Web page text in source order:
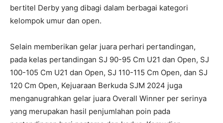
bertitel Derby yang dibagi dalam berbagai kategori
kelompok umur dan open.
Selain memberikan gelar juara perhari pertandingan,
pada kelas pertandingan SJ 90-95 Cm U21 dan Open, SJ
100-105 Cm U21 dan Open, SJ 110-115 Cm Open, dan SJ
120 Cm Open, Kejuaraan Berkuda SJM 2024 juga
menganugrahkan gelar juara Overall Winner per serinya
yang merupakan hasil penjumlahan poin pada